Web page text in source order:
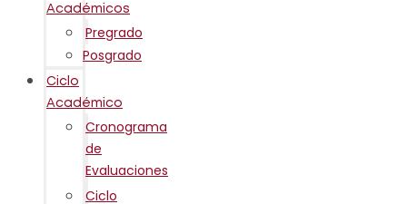
Académicos
Pregrado
Posgrado
Ciclo
Académico
Cronograma
de
Evaluaciones
Ciclo